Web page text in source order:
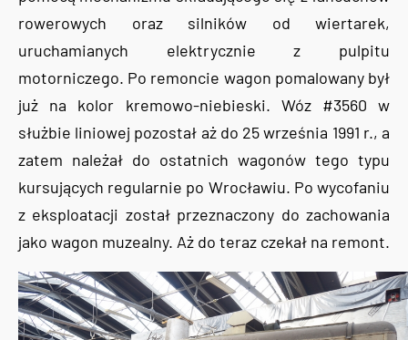
rowerowych oraz silników od wiertarek,
uruchamianych elektrycznie z pulpitu
motorniczego. Po remoncie wagon pomalowany był
już na kolor kremowo-niebieski. Wóz #3560 w
służbie liniowej pozostał aż do 25 września 1991 r., a
zatem należał do ostatnich wagonów tego typu
kursujących regularnie po Wrocławiu. Po wycofaniu
z eksploatacji został przeznaczony do zachowania
jako wagon muzealny. Aż do teraz czekał na remont.